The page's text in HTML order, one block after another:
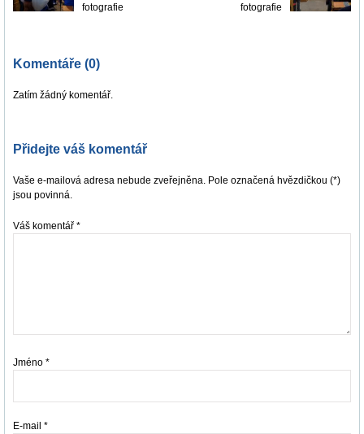
fotografie
fotografie
Komentáře (0)
Zatím žádný komentář.
Přidejte váš komentář
Vaše e-mailová adresa nebude zveřejněna. Pole označená hvězdičkou (*)
jsou povinná.
Váš komentář *
Jméno *
E-mail *